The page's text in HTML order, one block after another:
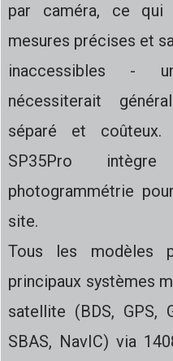
par caméra, ce qui
mesures précises et
inaccessibles -
nécessiterait
séparé et
SP35Pro
photogrammétrie
site.
Tous les modèles
principaux systèmes
satellite (BDS, GPS,
SBAS, NavIC) via